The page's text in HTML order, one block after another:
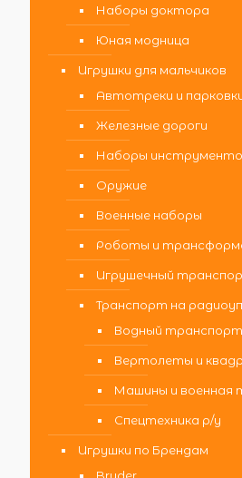
Наборы доктора
Юная модница
Игрушки для мальчиков
Автотреки и
Железные дороги
Наборы
Оружие
Военные наборы
Роботы и
Игрушечный
Транспорт на
Водный
Вертолеты и
Машины и военная
Спецтехника р/у
Игрушки по Брендам